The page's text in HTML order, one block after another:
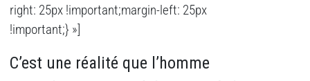
right: 25px !important;margin-left: 25px
!important;} »]
C’est une réalité que l’homme